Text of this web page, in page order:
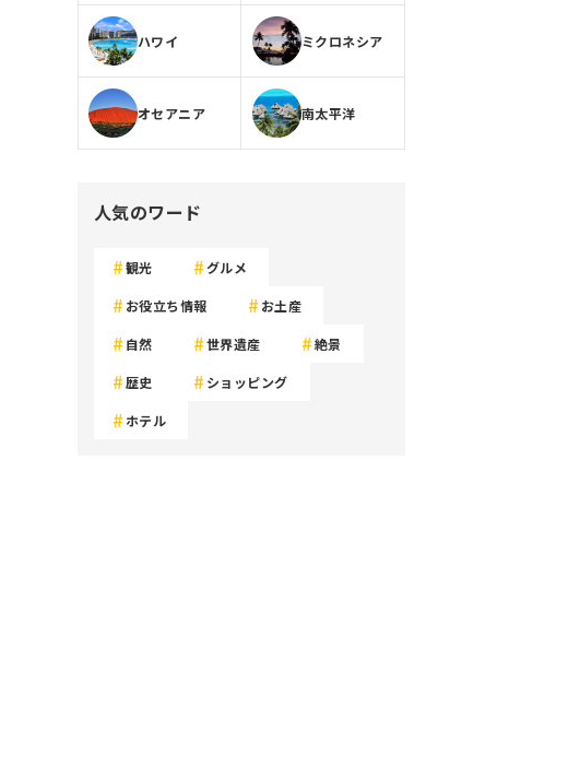
ハワイ ミクロネシア
オセアニア 南太平洋
人気のワード
観光 グルメ
お役立ち情報 お土産
自然 世界遺産 絶景
歴史 ショッピング
ホテル